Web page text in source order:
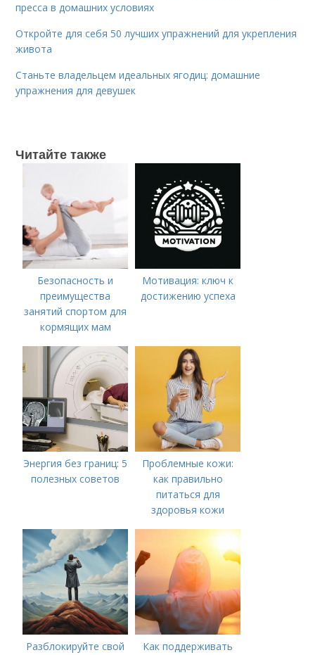
пресса в домашних условиях
Откройте для себя 50 лучших упражнений для укрепления
живота
Станьте владельцем идеальных ягодиц: домашние
упражнения для девушек
Читайте также
Безопасность и
преимущества
занятий спортом для
кормящих мам
Мотивация: ключ к
достижению успеха
Энергия без границ: 5
полезных советов
Проблемные кожи:
как правильно
питаться для
здоровья кожи
Разблокируйте свой
Как поддерживать